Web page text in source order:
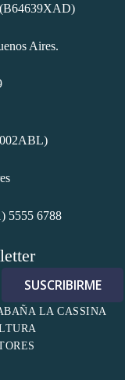
Aires.
5555 6788
LA CASSINA